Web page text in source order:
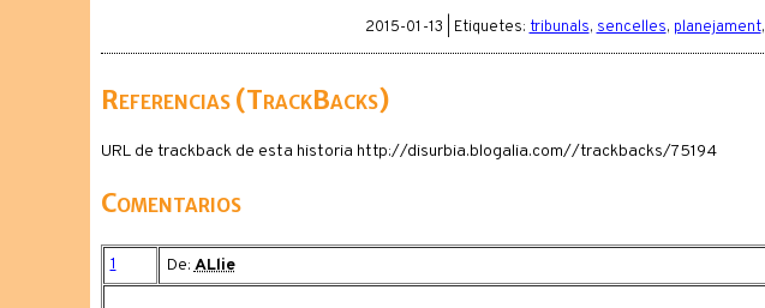
2015-01-13 | Etiquetes: tribunals, sencelles, planejament,
Referencias (TrackBacks)
URL de trackback de esta historia http://disurbia.blogalia.com//trackbacks/75194
Comentarios
1 De: ALlie